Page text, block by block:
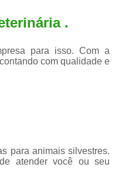
Canina
Tártaro para Gatos
.
para isso. Com a
com qualidade e
para animais silvestres.
atender você ou seu